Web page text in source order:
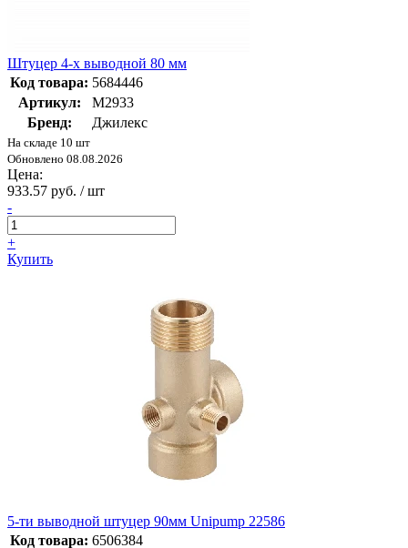
Штуцер 4-х выводной 80 мм
Код товара: 5684446
Артикул:
М2933
Бренд:
Джилекс
На складе 10 шт
Обновлено 08.08.2026
Цена:
933.57 руб. / шт
-
+
Купить
5-ти выводной штуцер 90мм Unipump 22586
Код товара: 6506384